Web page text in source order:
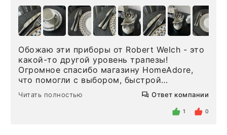
Обожаю эти приборы от Robert Welch - это
какой-то другой уровень трапезы!
Огромное спасибо магазину HomeAdore,
что помогли с выбором, быстрой
доставкой и высоким сервисом. Один раз
была здесь лично, забирала чайные ложки,
внутри очень много антикварной посуды,
Читать полностью Ответ компании
1 0